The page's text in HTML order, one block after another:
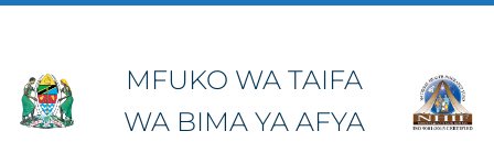
MFUKO WA TAIFA
WA BIMA YA AFYA